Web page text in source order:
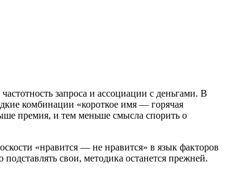
запроса и ассоциации с деньгами. В
комбинации «короткое имя — горячая
премия, и тем меньше смысла спорить о
«нравится — не нравится» в язык факторов
свои, методика останется прежней.